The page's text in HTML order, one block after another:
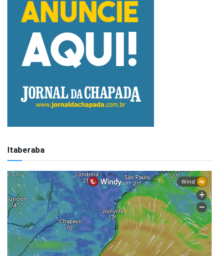
Itaberaba